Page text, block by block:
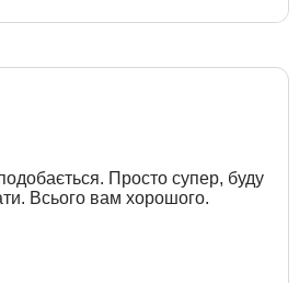
Просто супер, буду
Всього вам хорошого.